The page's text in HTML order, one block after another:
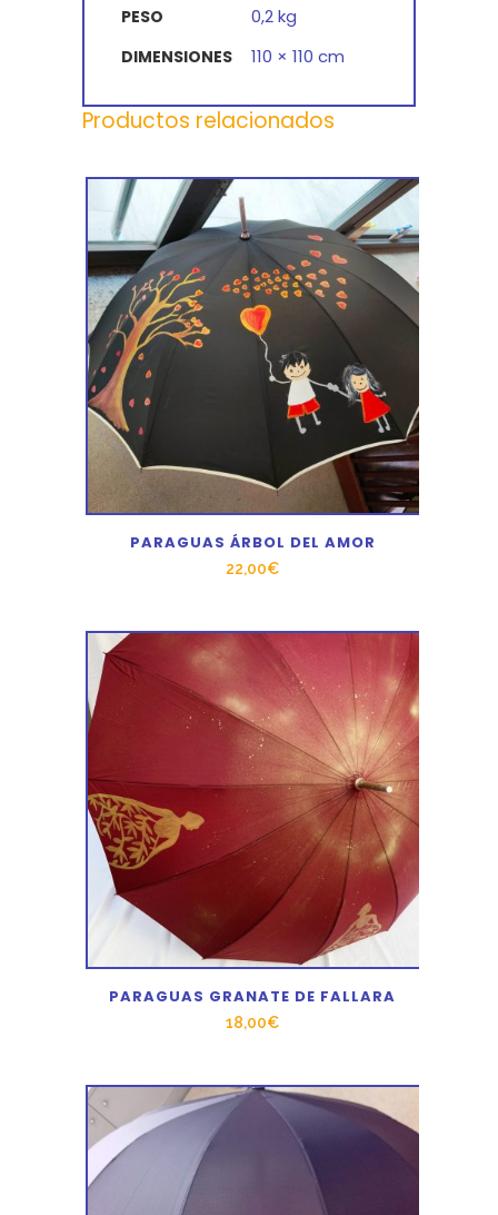
PESO 0,2 kg
DIMENSIONES 110 × 110 cm
Productos relacionados
PARAGUAS ÁRBOL DEL AMOR
22,00€
PARAGUAS GRANATE DE FALLARA
18,00€